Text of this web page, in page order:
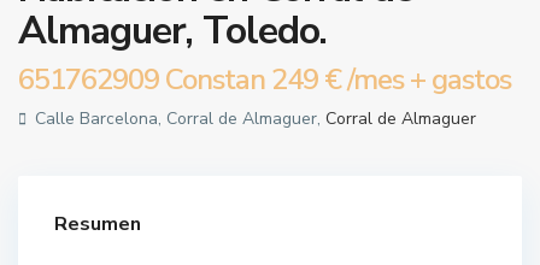
Almaguer, Toledo.
651762909 Constan249 €/mes + gastos
Calle Barcelona, Corral de Almaguer, Corral de Almaguer
Resumen